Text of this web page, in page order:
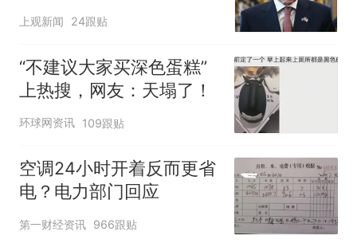
寻味
上观新闻 24跟贴
“不建议大家买深色蛋糕”
上热搜，网友：天塌了！
环球网资讯 109跟贴
空调24小时开着反而更省
电？电力部门回应
第一财经资讯 966跟贴